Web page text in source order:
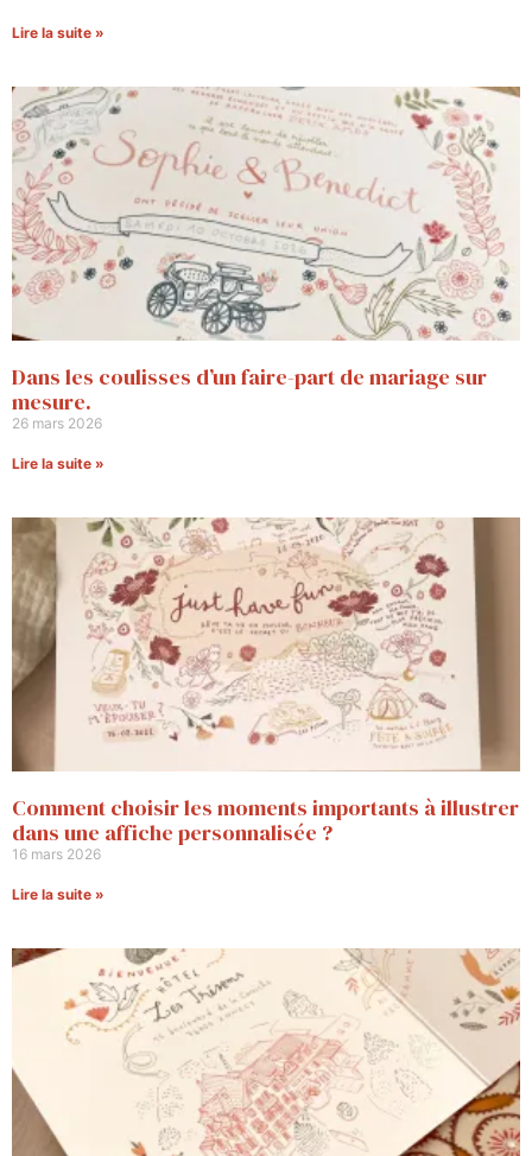
Lire la suite »
Dans les coulisses d’un faire-part de mariage sur
mesure.
26 mars 2026
Lire la suite »
Comment choisir les moments importants à illustrer
dans une affiche personnalisée ?
16 mars 2026
Lire la suite »